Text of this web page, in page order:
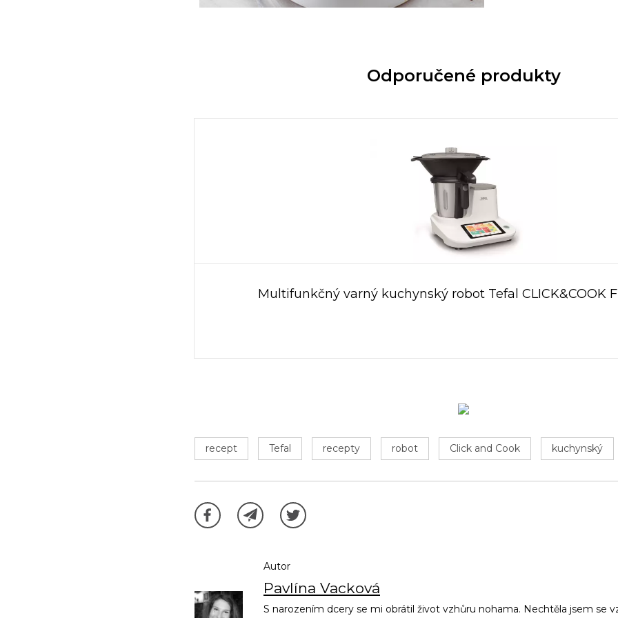
Odporučené produkty
Multifunkčný varný kuchynský robot Tefal CLICK&COOK
recept Tefal recepty robot Click and Cook kuchynský
Autor
Pavlína Vacková
S narozením dcery se mi obrátil život vzhůru nohama. Nechtěla jsem se